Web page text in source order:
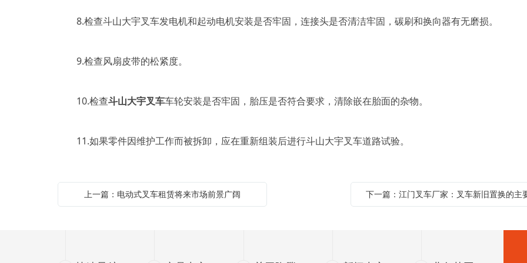
8.检查斗山大宇叉车发电机和起动电机安装是否牢固，连接头是否清洁牢固，碳刷和换向器有无磨损。
9.检查风扇皮带的松紧度。
10.检查斗山大宇叉车车轮安装是否牢固，胎压是否符合要求，清除嵌在胎面的杂物。
11.如果零件因维护工作而被拆卸，应在重新组装后进行斗山大宇叉车道路试验。
上一篇：电动式叉车租赁将来市场前景广阔